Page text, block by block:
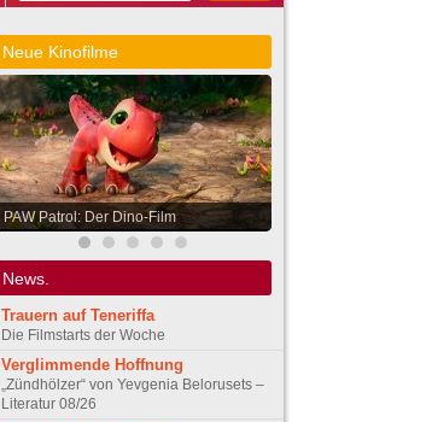
Neue Kinofilme
PAW Patrol: Der Dino-Film
News.
Trauern auf Teneriffa
Die Filmstarts der Woche
Verglimmende Hoffnung
„Zündhölzer“ von Yevgenia Belorusets –
Literatur 08/26